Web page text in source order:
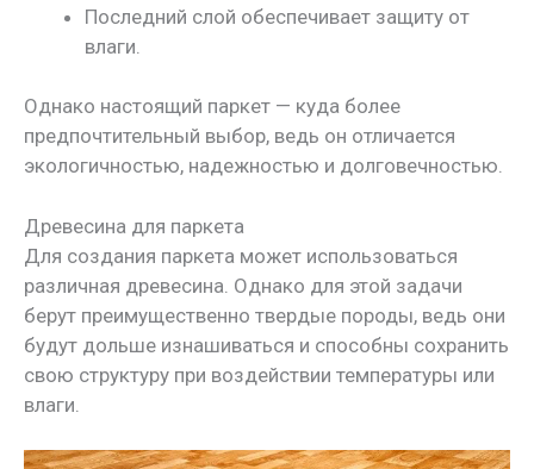
Последний слой обеспечивает защиту от
влаги.
Однако настоящий паркет — куда более
предпочтительный выбор, ведь он отличается
экологичностью, надежностью и долговечностью.
Древесина для паркета
Для создания паркета может использоваться
различная древесина. Однако для этой задачи
берут преимущественно твердые породы, ведь они
будут дольше изнашиваться и способны сохранить
свою структуру при воздействии температуры или
влаги.